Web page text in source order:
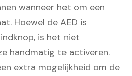
wanneer het om een
Hoewel de AED is
is het niet
handmatig te activeren.
extra mogelijkheid om de